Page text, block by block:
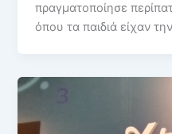
πραγματοποίησε
όπου τα παιδιά είχαν